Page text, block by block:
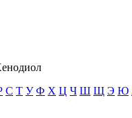
С Т У Ф Х Ц Ч Ш Щ Э Ю